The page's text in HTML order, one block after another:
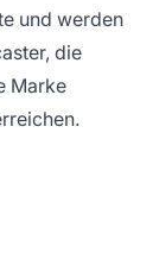
und werden
die
Marke